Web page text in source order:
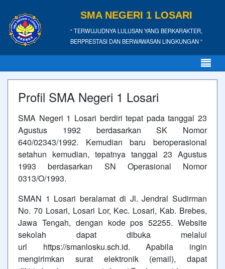
SMA NEGERI 1 LOSARI
“ TERWUJUDNYA LULUSAN YANG BERKARAKTER,
BERPRESTASI DAN BERWAWASAN LINGKUNGAN ”
Profil SMA Negeri 1 Losari
SMA Negeri 1 Losari berdiri tepat pada tanggal 23
Agustus 1992 berdasarkan SK Nomor
640/02343/1992. Kemudian baru beroperasional
setahun kemudian, tepatnya tanggal 23 Agustus
1993 berdasarkan SN Operasional Nomor
0313/O/1993.
SMAN 1 Losari beralamat di Jl. Jendral Sudirman
No. 70 Losari, Losari Lor, Kec. Losari, Kab. Brebes,
Jawa Tengah, dengan kode pos 52255. Website
sekolah dapat dibuka melalui
url https://smanlosku.sch.id. Apabila ingin
mengirimkan surat elektronik (email), dapat